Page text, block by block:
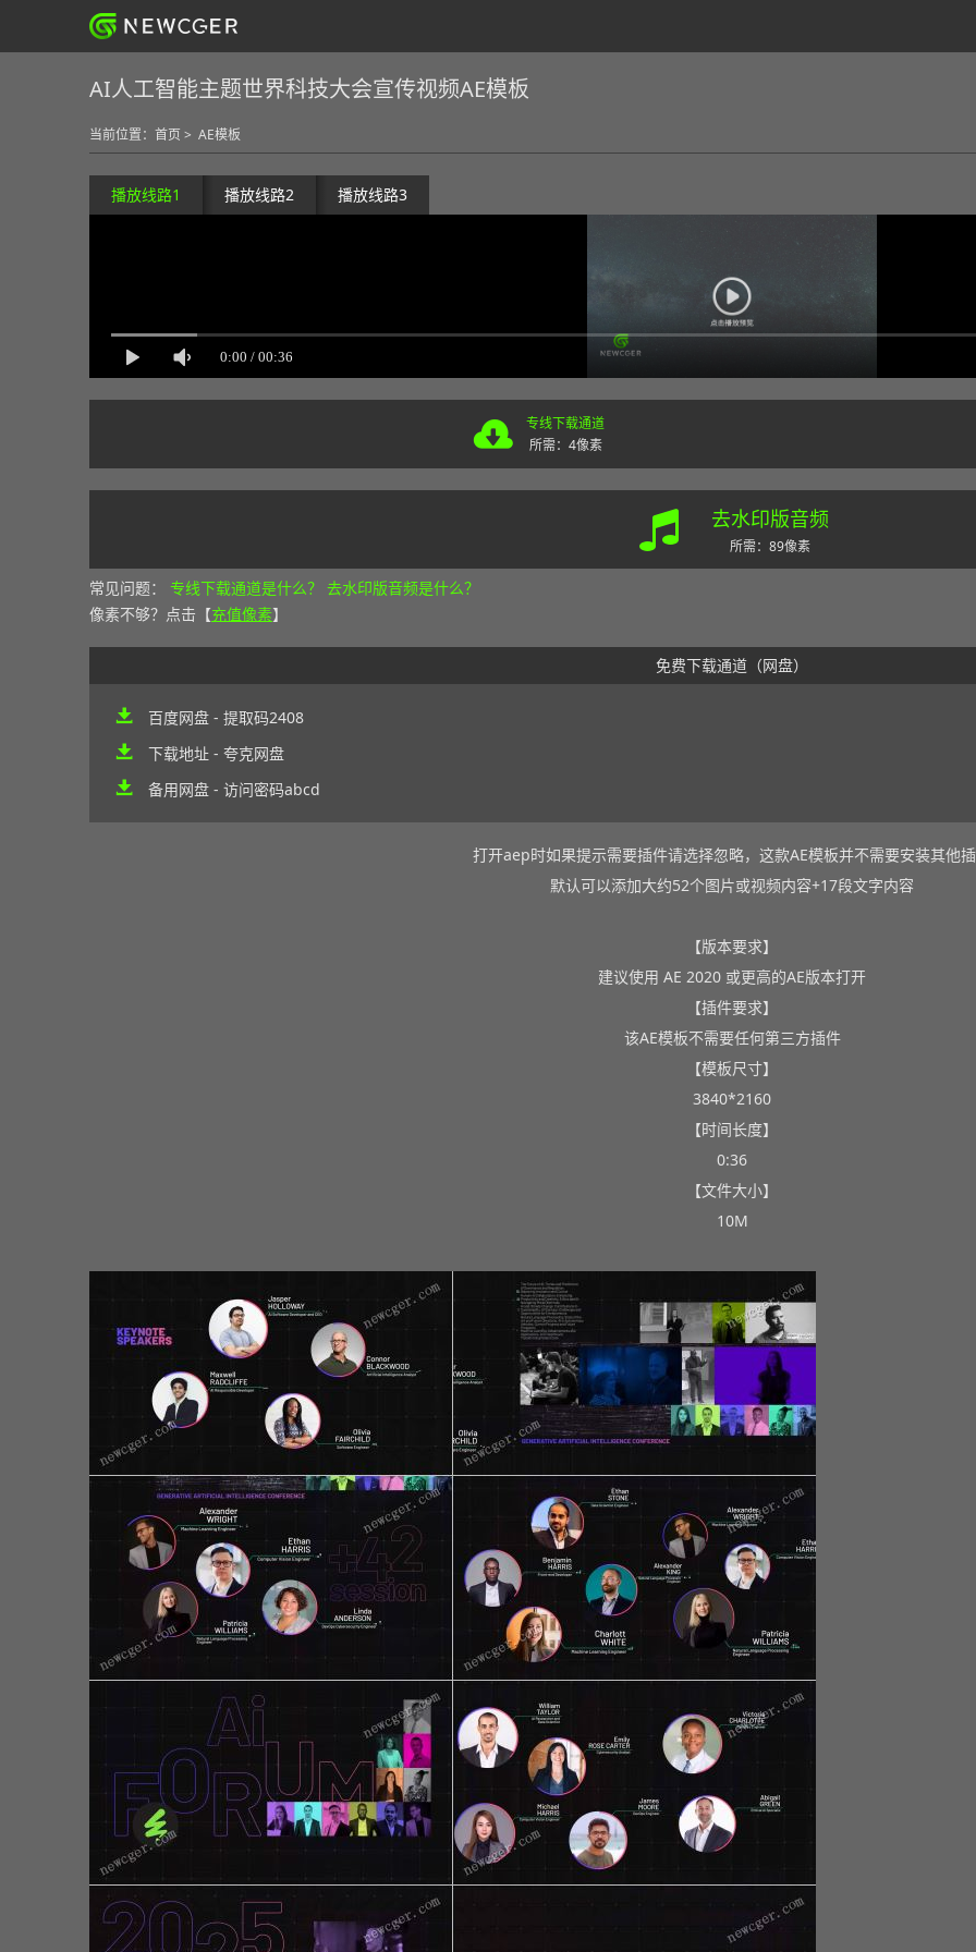
AI人工智能主题世界科技大会宣传视频AE模板
当前位置： 首页 > AE模板
播放线路1 播放线路2 播放线路3
专线下载通道
所需：4像素
去水印版音频
所需：89像素
常见问题： 专线下载通道是什么？ 去水印版音频是什么？
像素不够？点击【充值像素】
免费下载通道（网盘）
百度网盘 - 提取码2408
下载地址 - 夸克网盘
备用网盘 - 访问密码abcd
打开aep时如果提示需要插件请选择忽略，这款AE模板并不需要安装其他
默认可以添加大约52个图片或视频内容+17段文字内容
【版本要求】
建议使用 AE 2020 或更高的AE版本打开
【插件要求】
该AE模板不需要任何第三方插件
【模板尺寸】
3840*2160
【时间长度】
0:36
【文件大小】
10M